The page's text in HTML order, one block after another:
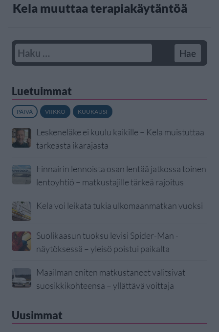
Kela muuttaa terapiakäytäntöä
Luetuimmat
PÄIVÄ VIIKKO KUUKAUSI
Leskeneläke ei kuulu kaikille – Kela muistuttaa
tärkeästä ikärajasta
Finnairin lennoista osan lentää jatkossa toinen
lentoyhtiö – matkustajille tärkeä rajoitus
Kela voi leikata tukia ulkomaanmatkan vuoksi
Suolikaasun tuoksu levisi Spider-Man -
näytöksessä – yleisö poistui paikalta
Maailman eniten matkustaneet valitsivat
suosikkikohteensa – yllättävä voittaja
Uusimmat